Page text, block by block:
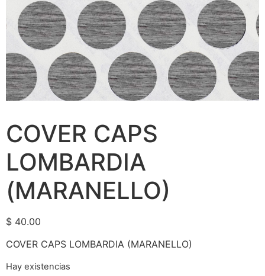
COVER CAPS
LOMBARDIA
(MARANELLO)
$ 40.00
COVER CAPS LOMBARDIA (MARANELLO)
Hay existencias